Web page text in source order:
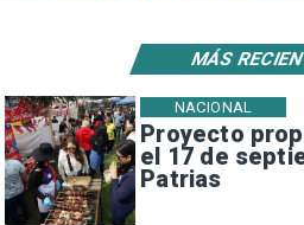
Proyecto
el 17 de
Patrias
NACIONAL
MÁS